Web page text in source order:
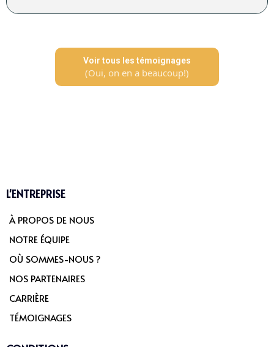
Voir tous les témoignages
(Oui, on en a beaucoup!)
L'ENTREPRISE
À PROPOS DE NOUS
NOTRE ÉQUIPE
OÙ SOMMES-NOUS ?
NOS PARTENAIRES
CARRIÈRE
TÉMOIGNAGES